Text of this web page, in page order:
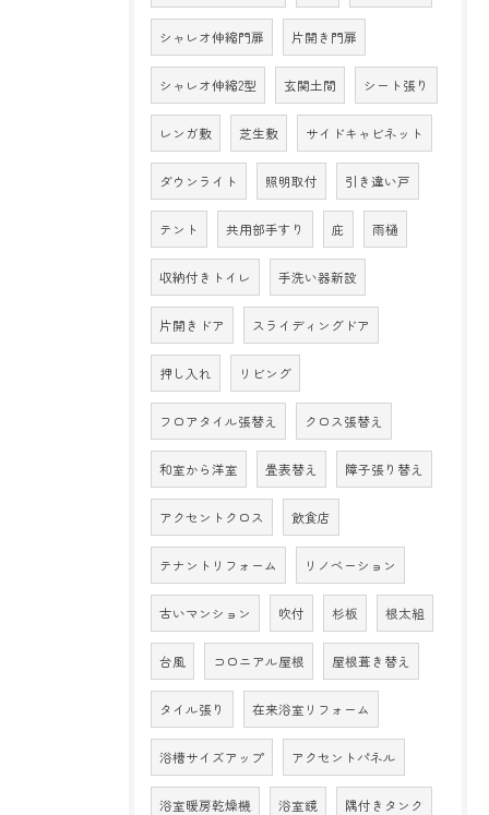
シャレオ伸縮門扉 片開き門扉
シャレオ伸縮2型 玄関土間 シート張り
レンガ敷 芝生敷 サイドキャビネット
ダウンライト 照明取付 引き違い戸
テント 共用部手すり 庇 雨樋
収納付きトイレ 手洗い器新設
片開きドア スライディングドア
押し入れ リビング
フロアタイル張替え クロス張替え
和室から洋室 畳表替え 障子張り替え
アクセントクロス 飲食店
テナントリフォーム リノベーション
古いマンション 吹付 杉板 根太組
台風 コロニアル屋根 屋根葺き替え
タイル張り 在来浴室リフォーム
浴槽サイズアップ アクセントパネル
浴室暖房乾燥機 浴室鏡 隅付きタンク